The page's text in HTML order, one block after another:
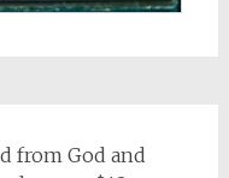
from God and